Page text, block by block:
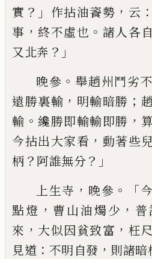
實 ？」 作拈油餈勢 ， 云
事 ， 終不虛也 。 諸人各
又北奔 ？」
晚參 。 舉趙州鬥劣
遠勝裏輸 ， 明輸暗勝 ；
輸 。 纔勝即輸輸即勝 ，
今拈出大家看 ， 動著些
柄 ？ 阿誰無分？」
上生寺 ， 晚參 。「
點燈 ， 曹山油燭少 ， 普
來 ， 大似因貧致富 ， 枉
見道 ： 不明自發 ， 則諸暗